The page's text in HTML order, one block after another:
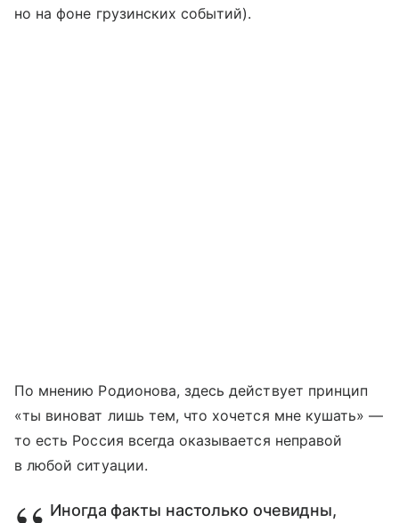
но на фоне грузинских событий).
По мнению Родионова, здесь действует принцип
«ты виноват лишь тем, что хочется мне кушать» —
то есть Россия всегда оказывается неправой
в любой ситуации.
Иногда факты настолько очевидны,